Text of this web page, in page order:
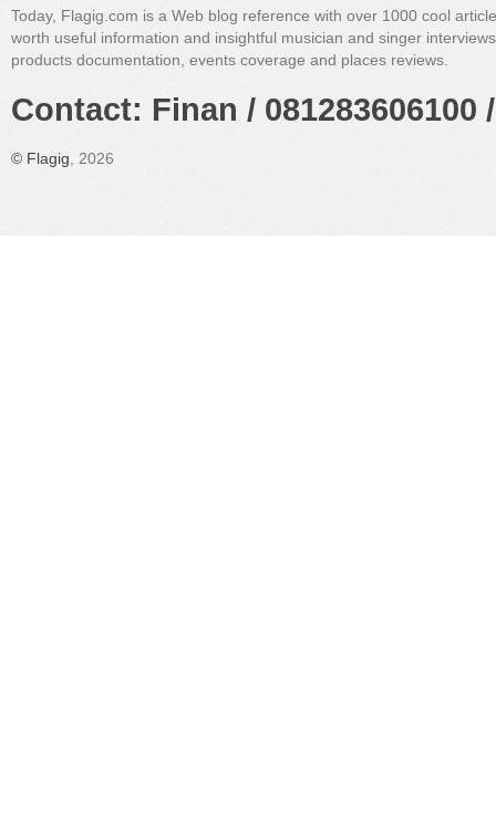
Today, Flagig.com is a Web blog reference with over 1000 cool
worth useful information and insightful musician and singer
products documentation, events coverage and places reviews.
Contact: Finan /
© Flagig , 2026